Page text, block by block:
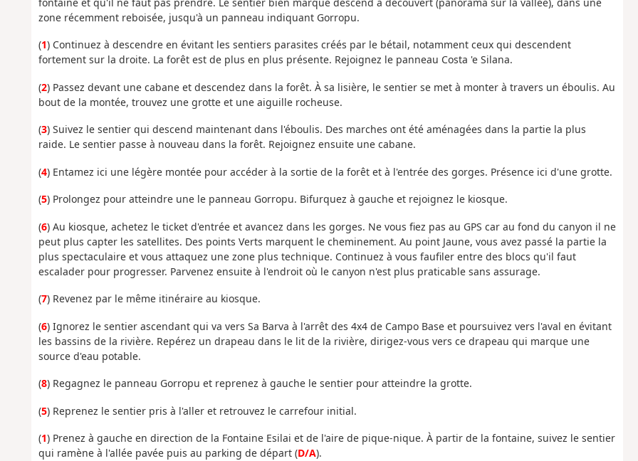
zone récemment reboisée, jusqu'à un panneau indiquant Gorropu.
(1) Continuez à descendre en évitant les sentiers parasites créés par le bétail, notamment ceux qui descendent
fortement sur la droite. La forêt est de plus en plus présente. Rejoignez le panneau Costa 'e Silana.
(2) Passez devant une cabane et descendez dans la forêt. À sa lisière, le sentier se met à monter à travers un éboulis. Au
bout de la montée, trouvez une grotte et une aiguille rocheuse.
(3) Suivez le sentier qui descend maintenant dans l'éboulis. Des marches ont été aménagées dans la partie la plus
raide. Le sentier passe à nouveau dans la forêt. Rejoignez ensuite une cabane.
(4) Entamez ici une légère montée pour accéder à la sortie de la forêt et à l'entrée des gorges. Présence ici d'une grotte.
(5) Prolongez pour atteindre une le panneau Gorropu. Bifurquez à gauche et rejoignez le kiosque.
(6) Au kiosque, achetez le ticket d'entrée et avancez dans les gorges. Ne vous fiez pas au GPS car au fond du canyon il ne
peut plus capter les satellites. Des points Verts marquent le cheminement. Au point Jaune, vous avez passé la partie la
plus spectaculaire et vous attaquez une zone plus technique. Continuez à vous faufiler entre des blocs qu'il faut
escalader pour progresser. Parvenez ensuite à l'endroit où le canyon n'est plus praticable sans assurage.
(7) Revenez par le même itinéraire au kiosque.
(6) Ignorez le sentier ascendant qui va vers Sa Barva à l'arrêt des 4x4 de Campo Base et poursuivez vers l'aval en évitant
les bassins de la rivière. Repérez un drapeau dans le lit de la rivière, dirigez-vous vers ce drapeau qui marque une
source d'eau potable.
(8) Regagnez le panneau Gorropu et reprenez à gauche le sentier pour atteindre la grotte.
(5) Reprenez le sentier pris à l'aller et retrouvez le carrefour initial.
(1) Prenez à gauche en direction de la Fontaine Esilai et de l'aire de pique-nique. À partir de la fontaine, suivez le sentier
qui ramène à l'allée pavée puis au parking de départ (D/A).